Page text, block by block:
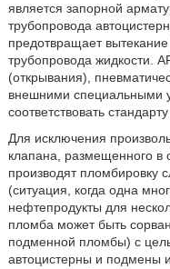
является запорной
трубопровода
предотвращает
трубопровода жидкости.
(открывания),
внешними специальными
соответствовать
Для исключения
клапана, размещенного в
производят пломбировку
(ситуация, когда одна
нефтепродукты для
пломба может быть
подменной пломбы) с
автоцистерны и подмены